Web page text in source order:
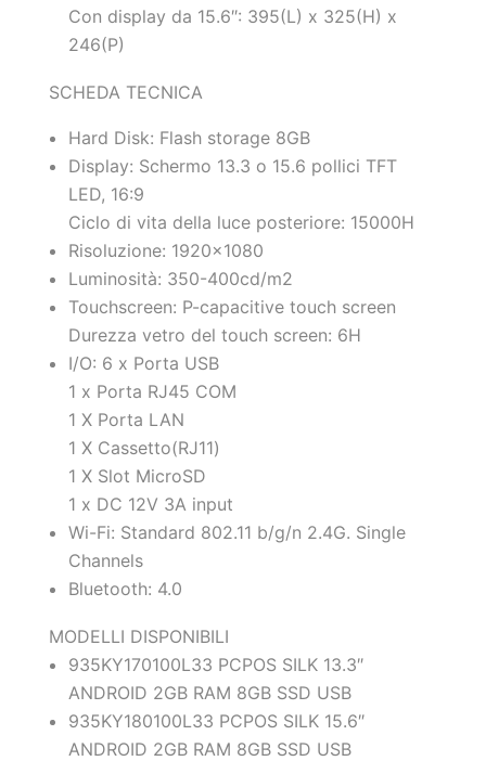
Con display da 15.6″: 395(L) x 325(H) x
246(P)
SCHEDA TECNICA
Hard Disk: Flash storage 8GB
Display: Schermo 13.3 o 15.6 pollici TFT
LED, 16:9
Ciclo di vita della luce posteriore: 15000H
Risoluzione: 1920×1080
Luminosità: 350-400cd/m2
Touchscreen: P-capacitive touch screen
Durezza vetro del touch screen: 6H
I/O: 6 x Porta USB
1 x Porta RJ45 COM
1 X Porta LAN
1 X Cassetto(RJ11)
1 X Slot MicroSD
1 x DC 12V 3A input
Wi-Fi: Standard 802.11 b/g/n 2.4G. Single
Channels
Bluetooth: 4.0
MODELLI DISPONIBILI
935KY170100L33 PCPOS SILK 13.3″
ANDROID 2GB RAM 8GB SSD USB
935KY180100L33 PCPOS SILK 15.6″
ANDROID 2GB RAM 8GB SSD USB